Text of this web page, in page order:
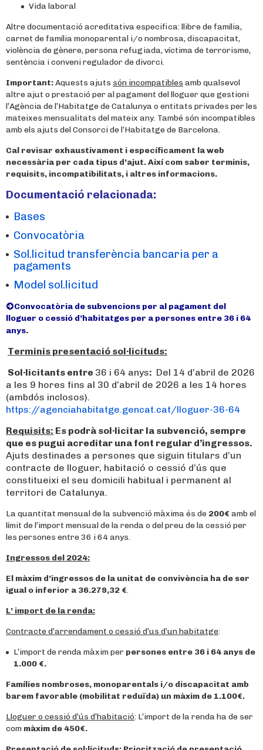
Vida laboral
Altre documentació acreditativa especifica: llibre de família,
carnet de família monoparental i/o nombrosa, discapacitat,
violència de gènere, persona refugiada, víctima de terrorisme,
sentència i conveni regulador de divorci.
Important:Aquests ajuts són incompatibles amb qualsevol
altre ajut o prestació per al pagament del lloguer que gestioni
l’Agència de l’Habitatge de Catalunya o entitats privades per les
mateixes mensualitats del mateix any. També són incompatibles
amb els ajuts del Consorci de l’Habitatge de Barcelona.
Cal revisar exhaustivament i específicament la web
necessària per cada tipus d’ajut. Així com saber terminis,
requisits, incompatibilitats, i altres informacions.
Documentació relacionada:
Bases
Convocatòria
Sol.licitud transferència bancaria per a
pagaments
Model sol.licitud
Convocatòria de subvencions per al pagament del
lloguer o cessió d’habitatges per a persones entre 36 i 64
anys.
Terminis presentació sol·licituds:
Sol·licitants entre 36 i 64 anys: Del 14 d’abril de 2026
a les 9 hores fins al 30 d’abril de 2026 a les 14 hores
(ambdós inclosos).
https://agenciahabitatge.gencat.cat/lloguer-36-64
Requisits: Es podrà sol·licitar la subvenció, sempre
que es pugui acreditar una font regular d’ingressos.
Ajuts destinades a persones que siguin titulars d’un
contracte de lloguer, habitació o cessió d’ús que
constitueixi el seu domicili habitual i permanent al
territori de Catalunya.
La quantitat mensual de la subvenció màxima és de 200€ amb el
límit de l’import mensual de la renda o del preu de la cessió per
les persones entre 36 i 64 anys.
Ingressos del 2024:
El màxim d’ingressos de la unitat de convivència ha de ser
igual o inferior a 36.279,32 €.
L’ import de la renda:
Contracte d’arrendament o cessió d’us d’un habitatge:
L’import de renda màxim per persones entre 36 i 64 anys de
1.000 €.
Famílies nombroses, monoparentals i/o discapacitat amb
barem favorable (mobilitat reduïda) un màxim de 1.100€.
Lloguer o cessió d’ús d’habitació: L’import de la renda ha de ser
com màxim de 450€.